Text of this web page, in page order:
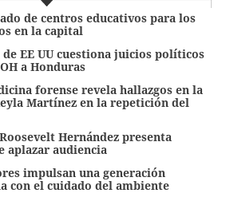
de centros educativos para los
en la capital
de EE UU cuestiona juicios políticos
a Honduras
forense revela hallazgos en la
Martínez en la repetición del
Hernández presenta
aplazar audiencia
impulsan una generación
con el cuidado del ambiente